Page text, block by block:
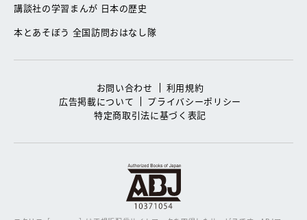
講談社の学習まんが 日本の歴史
本とあそぼう 全国訪問おはなし隊
お問い合わせ
利用規約
広告掲載について
プライバシーポリシー
特定商取引法に基づく表記